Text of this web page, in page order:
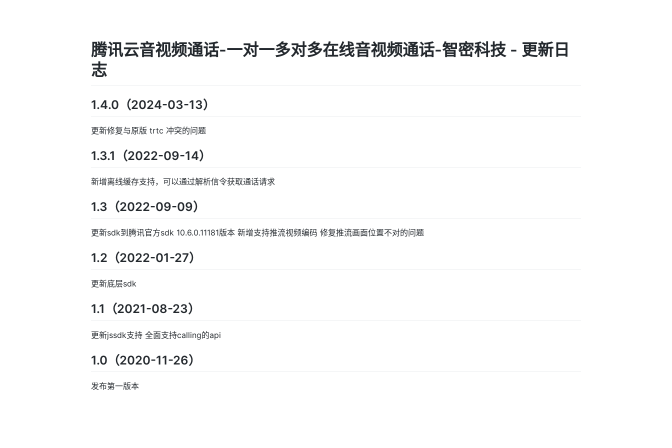
腾讯云音视频通话-一对一多对多在线音视频通话-智密科技 - 更新日
志
1.4.0（2024-03-13）
更新修复与原版 trtc 冲突的问题
1.3.1（2022-09-14）
新增离线缓存支持，可以通过解析信令获取通话请求
1.3（2022-09-09）
更新sdk到腾讯官方sdk 10.6.0.11181版本 新增支持推流视频编码 修复推流画面位置不对的问题
1.2（2022-01-27）
更新底层sdk
1.1（2021-08-23）
更新jssdk支持 全面支持calling的api
1.0（2020-11-26）
发布第一版本